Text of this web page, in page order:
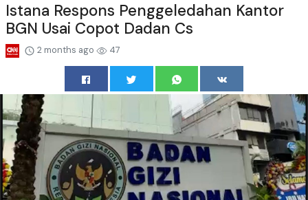
Istana Respons Penggeledahan Kantor
BGN Usai Copot Dadan Cs
2 months ago 47